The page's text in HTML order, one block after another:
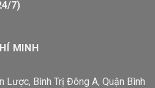
7)
MINH
Lược, Bình Trị Đông A, Quận Bình